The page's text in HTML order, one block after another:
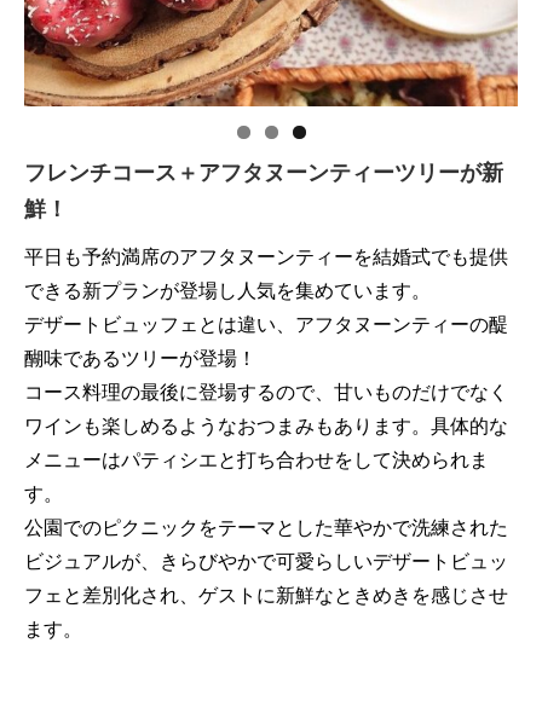
フレンチコース＋アフタヌーンティーツリーが新
鮮！
平日も予約満席のアフタヌーンティーを結婚式でも提供
できる新プランが登場し人気を集めています。
デザートビュッフェとは違い、アフタヌーンティーの醍
醐味であるツリーが登場！
コース料理の最後に登場するので、甘いものだけでなく
ワインも楽しめるようなおつまみもあります。具体的な
メニューはパティシエと打ち合わせをして決められま
す。
公園でのピクニックをテーマとした華やかで洗練された
ビジュアルが、きらびやかで可愛らしいデザートビュッ
フェと差別化され、ゲストに新鮮なときめきを感じさせ
ます。